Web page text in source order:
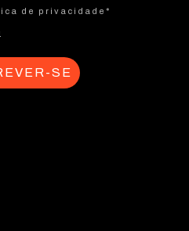
de privacidade*
SE